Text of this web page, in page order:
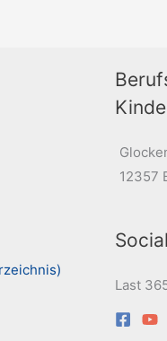
12357
Social
Last